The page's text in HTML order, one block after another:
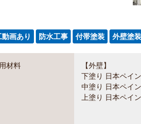
画あり 防水工事 付帯塗装 外壁塗装
材料
【外壁】
下塗り 日本ペイ
中塗り 日本ペイ
上塗り 日本ペイ